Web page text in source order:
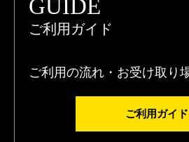
GUIDE
ご利用ガイド
ご利用の流れ・お受け取り
ご利用ガイド